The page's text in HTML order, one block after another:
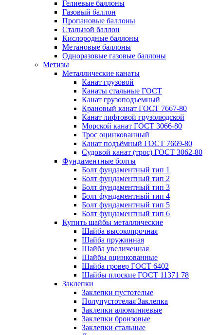
Гелиевые баллоны
Газовый баллон
Пропановые баллоны
Стальной баллон
Кислородные баллоны
Метановые баллоны
Одноразовые газовые баллоны
Метизы
Металлические канаты
Канат грузовой
Канаты стальные ГОСТ
Канат грузоподъемный
Крановый канат ГОСТ 7667-80
Канат лифтовой грузолюдской
Морской канат ГОСТ 3066-80
Трос оцинкованный
Канат подъёмный ГОСТ 7669-80
Судовой канат (трос) ГОСТ 3062-80
Фундаментные болты
Болт фундаментный тип 1
Болт фундаментный тип 2
Болт фундаментный тип 3
Болт фундаментный тип 4
Болт фундаментный тип 5
Болт фундаментный тип 6
Купить шайбы металлические
Шайба высокопрочная
Шайба пружинная
Шайба увеличенная
Шайбы оцинкованные
Шайба гровер ГОСТ 6402
Шайбы плоские ГОСТ 11371 78
Заклепки
Заклепки пустотелые
Полупустотелая Заклепка
Заклепки алюминиевые
Заклепки бронзовые
Заклепки стальные